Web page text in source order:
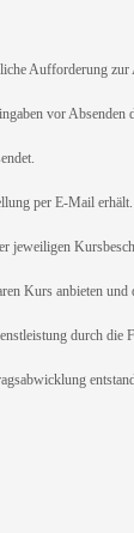
Aufforderung zur
vor
per E-Mail erhält.
Kurs anbieten
durch die